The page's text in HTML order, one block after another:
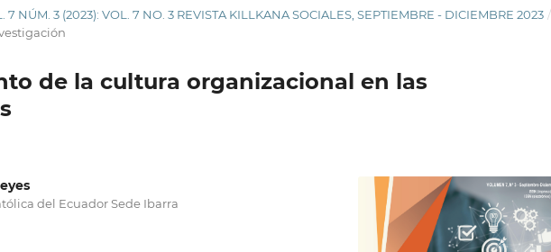
7 NÚM. 3 (2023): VOL. 7 NO. 3 REVISTA KILLKANA SOCIALES, SEPTIEMBRE - DICIEMBRE 2023 /
de la cultura organizacional en las
del Ecuador Sede Ibarra